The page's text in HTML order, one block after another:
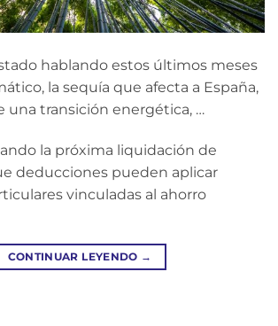
hablando estos últimos meses
la sequía que afecta a España,
una transición energética, …
la próxima liquidación de
deducciones pueden aplicar
vinculadas al ahorro
CONTINUAR LEYENDO →